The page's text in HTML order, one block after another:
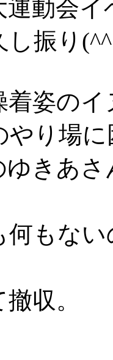
運動会
し振り
着姿の
やり場
ゆきあ
何もな
収。